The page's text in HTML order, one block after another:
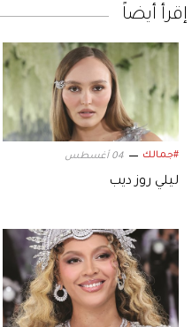
إقرأ أيضاً
#جمالك 04 أغسطس
ليلي روز ديب